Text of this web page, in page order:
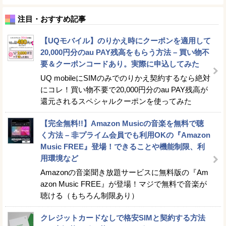
注目・おすすめ記事
【UQモバイル】のりかえ時にクーポンを適用して
20,000円分のau PAY残高をもらう方法 – 買い物不
要＆クーポンコードあり。実際に申込してみた
UQ mobileにSIMのみでのりかえ契約するなら絶対
にコレ！買い物不要で20,000円分のau PAY残高が
還元されるスペシャルクーポンを使ってみた
【完全無料!!】Amazon Musicの音楽を無料で聴
く方法 – 非プライム会員でも利用OKの『Amazon
Music FREE』登場！できることや機能制限、利
用環境など
Amazonの音楽聞き放題サービスに無料版の『Am
azon Music FREE』が登場！マジで無料で音楽が
聴ける（もちろん制限あり）
クレジットカードなしで格安SIMと契約する方法